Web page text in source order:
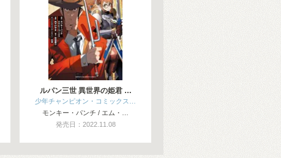
ルパン三世 異世界の姫君 …
少年チャンピオン・コミックス…
モンキー・パンチ / エム・…
発売日：2022.11.08